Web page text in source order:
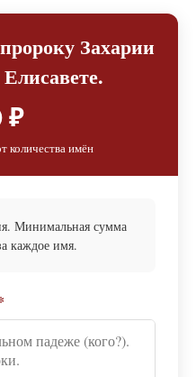
Захарии
₽
количества имён
Минимальная сумма
каждое имя.